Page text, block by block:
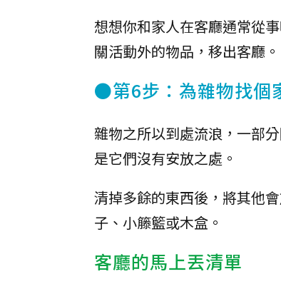
想想你和家人在客廳通常從
關活動外的物品，移出客廳。
●第6步：為雜物找個
雜物之所以到處流浪，一部
是它們沒有安放之處。
清掉多餘的東西後，將其他
子、小籐籃或木盒。
客廳的馬上丟清單